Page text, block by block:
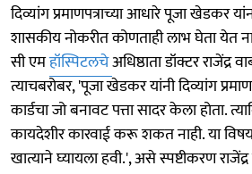
दिव्यांग प्रमाणपत्राच्या आधारे पूजा खेडकर
शासकीय नोकरीत कोणताही लाभ घेता येत
सी एमहॉस्पिटलचेअधिष्ठाता डॉक्टर राजेंद्र
त्याचबरोबर, 'पूजा खेडकर यांनी दिव्यांग
कार्डचा जो बनावट पत्ता सादर केला होता.
कायदेशीर कारवाई करू शकत नाही. या
खात्याने घ्यायला हवी.', असे स्पष्टीकरण